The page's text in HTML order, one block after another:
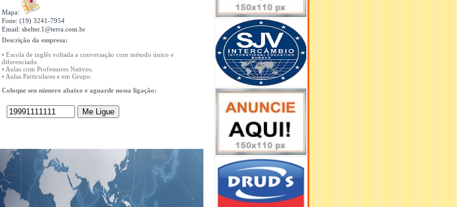
Mapa:
Fone: (19) 3241-7954
Email: shelter.1@terra.com.br
Descrição da empresa:
• Escola de inglês voltada a conversação com método único e
diferenciado.
• Aulas com Professores Nativos.
• Aulas Particulares e em Grupo.
Coloque seu número abaixo e aguarde nossa ligação: